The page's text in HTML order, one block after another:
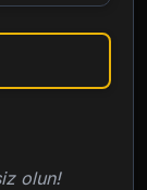
olun!